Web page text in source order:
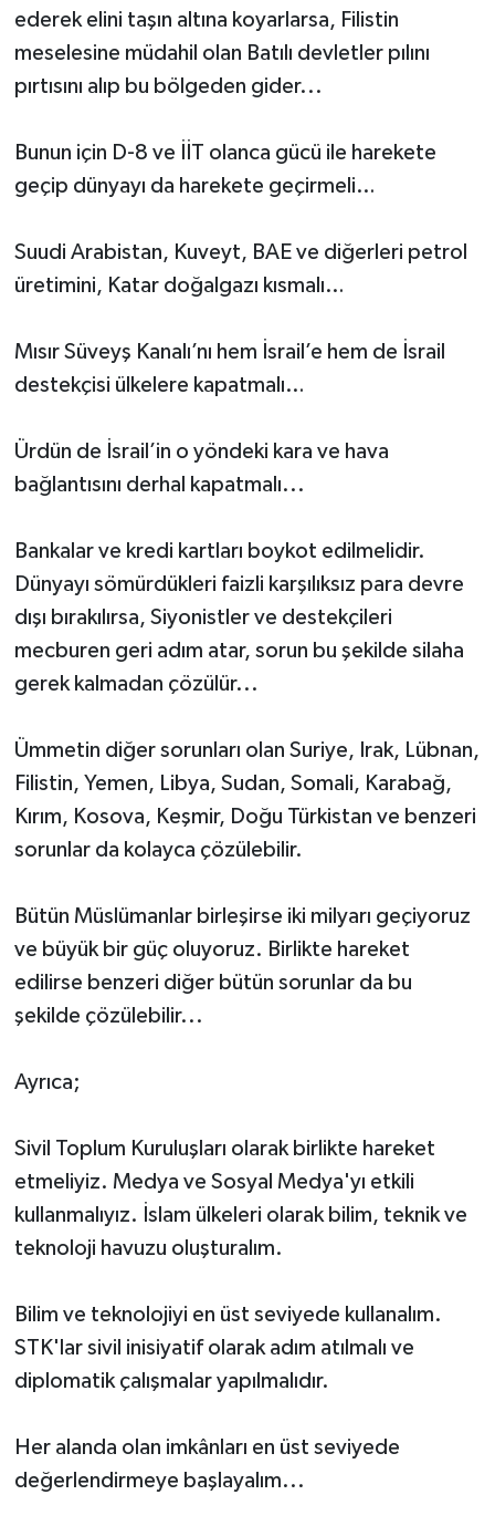
ederek elini taşın altına koyarlarsa, Filistin
meselesine müdahil olan Batılı devletler pılını
pırtısını alıp bu bölgeden gider...
Bunun için D-8 ve İİT olanca gücü ile harekete
geçip dünyayı da harekete geçirmeli…
Suudi Arabistan, Kuveyt, BAE ve diğerleri petrol
üretimini, Katar doğalgazı kısmalı…
Mısır Süveyş Kanalı’nı hem İsrail’e hem de İsrail
destekçisi ülkelere kapatmalı…
Ürdün de İsrail’in o yöndeki kara ve hava
bağlantısını derhal kapatmalı...
Bankalar ve kredi kartları boykot edilmelidir.
Dünyayı sömürdükleri faizli karşılıksız para devre
dışı bırakılırsa, Siyonistler ve destekçileri
mecburen geri adım atar, sorun bu şekilde silaha
gerek kalmadan çözülür...
Ümmetin diğer sorunları olan Suriye, Irak, Lübnan,
Filistin, Yemen, Libya, Sudan, Somali, Karabağ,
Kırım, Kosova, Keşmir, Doğu Türkistan ve benzeri
sorunlar da kolayca çözülebilir.
Bütün Müslümanlar birleşirse iki milyarı geçiyoruz
ve büyük bir güç oluyoruz. Birlikte hareket
edilirse benzeri diğer bütün sorunlar da bu
şekilde çözülebilir...
Ayrıca;
Sivil Toplum Kuruluşları olarak birlikte hareket
etmeliyiz. Medya ve Sosyal Medya'yı etkili
kullanmalıyız. İslam ülkeleri olarak bilim, teknik ve
teknoloji havuzu oluşturalım.
Bilim ve teknolojiyi en üst seviyede kullanalım.
STK'lar sivil inisiyatif olarak adım atılmalı ve
diplomatik çalışmalar yapılmalıdır.
Her alanda olan imkânları en üst seviyede
değerlendirmeye başlayalım...